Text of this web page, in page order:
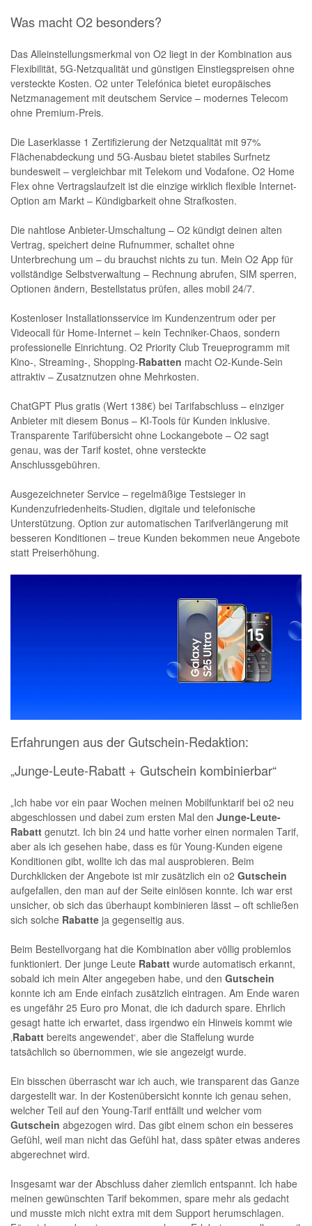
Was macht O2 besonders?
Das Alleinstellungsmerkmal von O2 liegt in der Kombination aus
Flexibilität, 5G-Netzqualität und günstigen Einstiegspreisen ohne
versteckte Kosten. O2 unter Telefónica bietet europäisches
Netzmanagement mit deutschem Service – modernes Telecom
ohne Premium-Preis.
Die Laserklasse 1 Zertifizierung der Netzqualität mit 97%
Flächenabdeckung und 5G-Ausbau bietet stabiles Surfnetz
bundesweit – vergleichbar mit Telekom und Vodafone. O2 Home
Flex ohne Vertragslaufzeit ist die einzige wirklich flexible Internet-
Option am Markt – Kündigbarkeit ohne Strafkosten.
Die nahtlose Anbieter-Umschaltung – O2 kündigt deinen alten
Vertrag, speichert deine Rufnummer, schaltet ohne
Unterbrechung um – du brauchst nichts zu tun. Mein O2 App für
vollständige Selbstverwaltung – Rechnung abrufen, SIM sperren,
Optionen ändern, Bestellstatus prüfen, alles mobil 24/7.
Kostenloser Installationsservice im Kundenzentrum oder per
Videocall für Home-Internet – kein Techniker-Chaos, sondern
professionelle Einrichtung. O2 Priority Club Treueprogramm mit
Kino-, Streaming-, Shopping-Rabatten macht O2-Kunde-Sein
attraktiv – Zusatznutzen ohne Mehrkosten.
ChatGPT Plus gratis (Wert 138€) bei Tarifabschluss – einziger
Anbieter mit diesem Bonus – KI-Tools für Kunden inklusive.
Transparente Tarifübersicht ohne Lockangebote – O2 sagt
genau, was der Tarif kostet, ohne versteckte
Anschlussgebühren.
Ausgezeichneter Service – regelmäßige Testsieger in
Kundenzufriedenheits-Studien, digitale und telefonische
Unterstützung. Option zur automatischen Tarifverlängerung mit
besseren Konditionen – treue Kunden bekommen neue Angebote
statt Preiserhöhung.
Erfahrungen aus der Gutschein-Redaktion:
„Junge-Leute-Rabatt + Gutschein kombinierbar“
„Ich habe vor ein paar Wochen meinen Mobilfunktarif bei o2 neu
abgeschlossen und dabei zum ersten Mal den Junge-Leute-
Rabatt genutzt. Ich bin 24 und hatte vorher einen normalen Tarif,
aber als ich gesehen habe, dass es für Young-Kunden eigene
Konditionen gibt, wollte ich das mal ausprobieren. Beim
Durchklicken der Angebote ist mir zusätzlich ein o2 Gutschein
aufgefallen, den man auf der Seite einlösen konnte. Ich war erst
unsicher, ob sich das überhaupt kombinieren lässt – oft schließen
sich solche Rabatte ja gegenseitig aus.
Beim Bestellvorgang hat die Kombination aber völlig problemlos
funktioniert. Der junge Leute Rabatt wurde automatisch erkannt,
sobald ich mein Alter angegeben habe, und den Gutschein
konnte ich am Ende einfach zusätzlich eintragen. Am Ende waren
es ungefähr 25 Euro pro Monat, die ich dadurch spare. Ehrlich
gesagt hatte ich erwartet, dass irgendwo ein Hinweis kommt wie
‚Rabatt bereits angewendet‘, aber die Staffelung wurde
tatsächlich so übernommen, wie sie angezeigt wurde.
Ein bisschen überrascht war ich auch, wie transparent das Ganze
dargestellt war. In der Kostenübersicht konnte ich genau sehen,
welcher Teil auf den Young-Tarif entfällt und welcher vom
Gutschein abgezogen wird. Das gibt einem schon ein besseres
Gefühl, weil man nicht das Gefühl hat, dass später etwas anderes
abgerechnet wird.
Insgesamt war der Abschluss daher ziemlich entspannt. Ich habe
meinen gewünschten Tarif bekommen, spare mehr als gedacht
und musste mich nicht extra mit dem Support herumschlagen.